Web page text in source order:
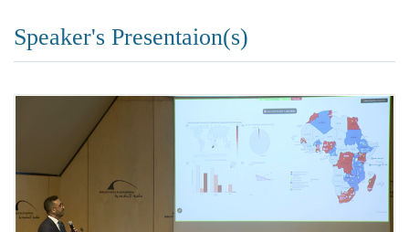
Speaker's Presentaion(s)